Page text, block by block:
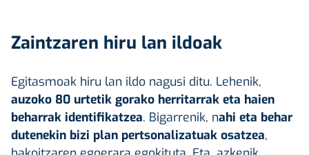
Zaintzaren hiru lan ildoak
Egitasmoak hiru lan ildo nagusi ditu. Lehenik,
auzoko 80 urtetik gorako herritarrak eta haien
beharrak identifikatzea. Bigarrenik, nahi eta behar
dutenekin bizi plan pertsonalizatuak osatzea,